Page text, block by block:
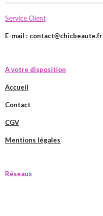
Service Client
E-mail : contact@chicbeaute.fr
A votre disposition
Accueil
Contact
CGV
Mentions légales
Réseaux